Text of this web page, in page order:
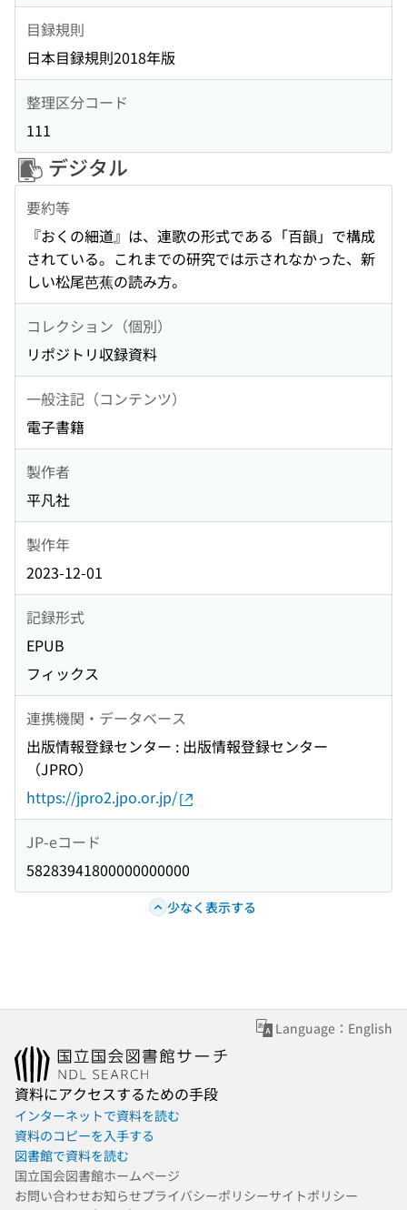
目録規則
日本目録規則2018年版
整理区分コード
111
デジタル
要約等
『おくの細道』は、連歌の形式である「百韻」で構成
されている。これまでの研究では示されなかった、新
しい松尾芭蕉の読み方。
コレクション（個別）
リポジトリ収録資料
一般注記（コンテンツ）
電子書籍
製作者
平凡社
製作年
2023-12-01
記録形式
EPUB
フィックス
連携機関・データベース
出版情報登録センター : 出版情報登録センター
（JPRO）
https://jpro2.jpo.or.jp/
JP-eコード
58283941800000000000
少なく表示する
Language：English
資料にアクセスするための手段
インターネットで資料を読む
資料のコピーを入手する
図書館で資料を読む
国立国会図書館ホームページ
お問い合わせお知らせプライバシーポリシーサイトポリシー